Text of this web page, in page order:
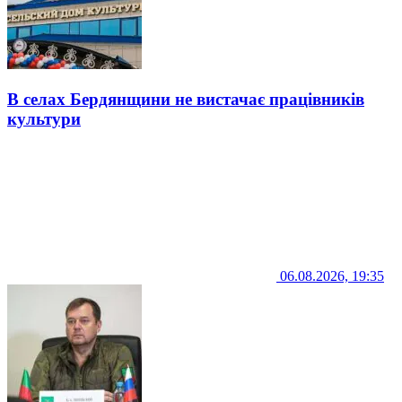
В селах Бердянщини не вистачає працівників
культури
06.08.2026, 19:35